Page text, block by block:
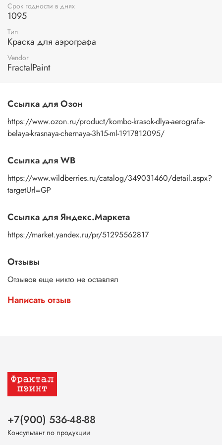
аэрограф и расходные материалы для предотвращения
застывания краски внутри инструмента.
Позвольте себе полностью раскрыть свое творчество и
создавать невероятные произведения искусства с
помощью наших акриловых красок по для аэрографа.
Будьте уверены, что каждая ваша работа будет настоящим
Срок годности в днях
1095
Тип
Краска для аэрографа
Vendor
FractalPaint
Ссылка для Озон
https://www.ozon.ru/product/kombo-krasok-dlya-aerografa-
belaya-krasnaya-chernaya-3h15-ml-1917812095/
Ссылка для WB
https://www.wildberries.ru/catalog/349031460/detail.aspx?
targetUrl=GP
Ссылка для Яндекс.Маркета
https://market.yandex.ru/pr/51295562817
Отзывы
Отзывов еще никто не оставлял
Написать отзыв
+7(900) 536-48-88
Консультант по продукции